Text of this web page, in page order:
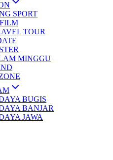
SPORT
TOUR
MINGGU
BUGIS
BANJAR
JAWA